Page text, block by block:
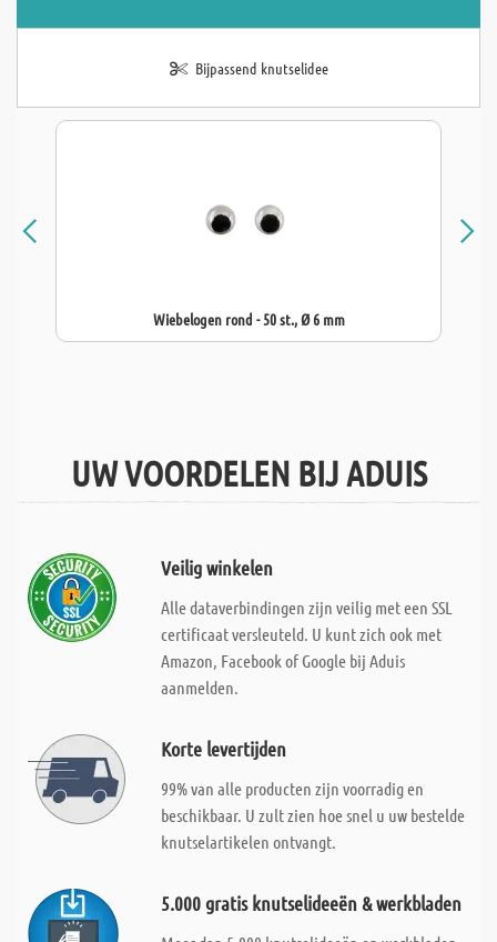
Bijpassend knutselidee
Wiebelogen rond - 50 st., Ø 6 mm
UW VOORDELEN BIJ ADUIS
Veilig winkelen
Alle dataverbindingen zijn veilig met een SSL
certificaat versleuteld. U kunt zich ook met
Amazon, Facebook of Google bij Aduis
aanmelden.
Korte levertijden
99% van alle producten zijn voorradig en
beschikbaar. U zult zien hoe snel u uw bestelde
knutselartikelen ontvangt.
5.000 gratis knutselideeën & werkbladen